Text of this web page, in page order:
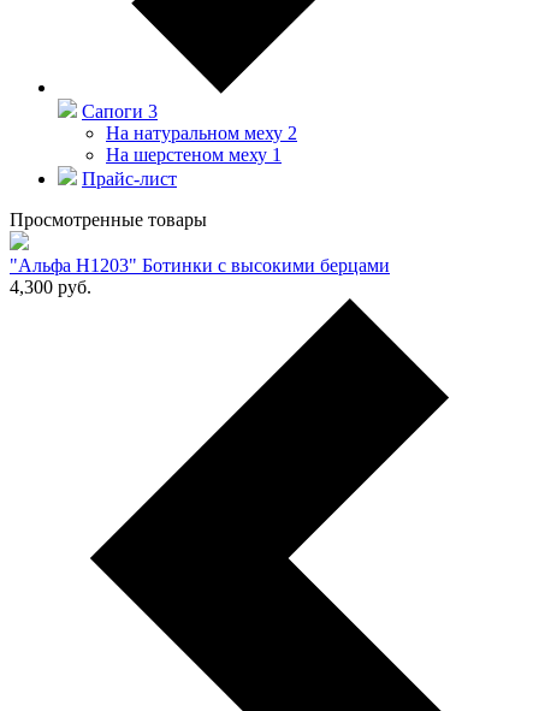
Сапоги 3
На натуральном меху 2
На шерстеном меху 1
Прайс-лист
Просмотренные товары
"Альфа Н1203" Ботинки с высокими берцами
4,300 руб.